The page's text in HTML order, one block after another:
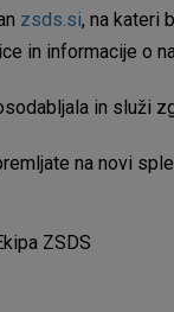
zsds.si, na kateri
in informacije o
in služi
na novi
ZSDS